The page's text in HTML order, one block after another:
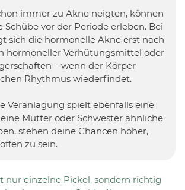
immer zu Akne neigten, können
Schübe vor der Periode erleben. Bei
sich die hormonelle Akne erst nach
hormoneller Verhütungsmittel oder
– wenn der Körper
Rhythmus wiederfindet.
Veranlagung spielt ebenfalls eine
Mutter oder Schwester ähnliche
stehen deine Chancen höher,
zu sein.
nur einzelne Pickel, sondern richtig